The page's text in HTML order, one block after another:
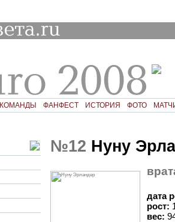
КОМАНДЫ ФАНФЕСТ ИСТОРИЯ ФОТО
№12 Нуну
дата
рост:
вес: